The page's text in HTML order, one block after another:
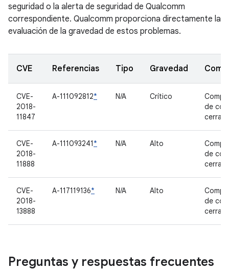
seguridad o la alerta de seguridad de Qualcomm
correspondiente. Qualcomm proporciona directamente la
evaluación de la gravedad de estos problemas.
CVE Referencias Tipo Gravedad
CVE-
2018-
11847
A-111092812* N/A Crítico
de
CVE-
2018-
11888
A-111093241* N/A Alto
de
CVE-
2018-
13888
A-117119136* N/A Alto
de
Preguntas y respuestas frecuentes